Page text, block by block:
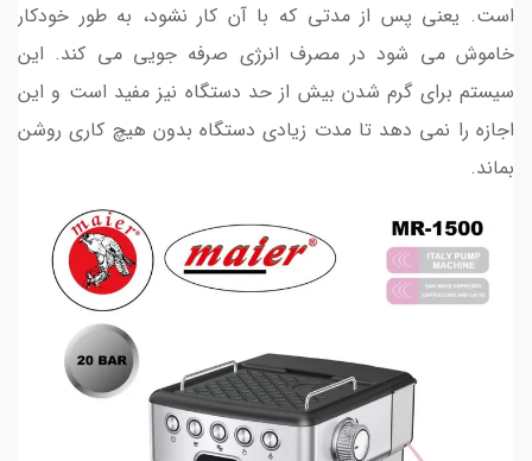
است. یعنی پس از مدتی که با آن کار نشود، به طور خودکار
خاموش می شود در مصرف انرژی صرفه جویی می کند. این
سیستم برای گرم شدن بیش از حد دستگاه نیز مفید است و این
اجازه را نمی دهد تا مدت زیادی دستگاه بدون هیچ کاری روشن
بماند.